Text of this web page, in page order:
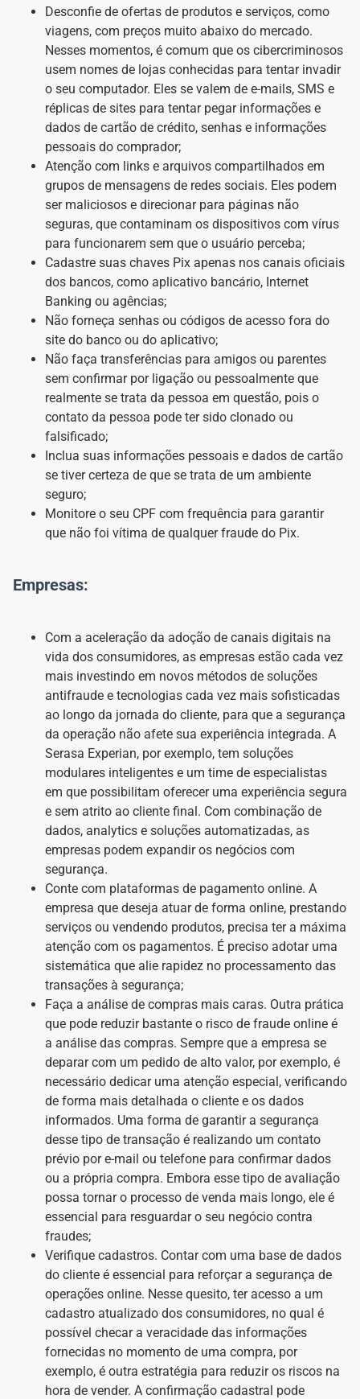
Desconfie de ofertas de produtos e serviços, como
viagens, com preços muito abaixo do mercado.
Nesses momentos, é comum que os cibercriminosos
usem nomes de lojas conhecidas para tentar invadir
o seu computador. Eles se valem de e-mails, SMS e
réplicas de sites para tentar pegar informações e
dados de cartão de crédito, senhas e informações
pessoais do comprador;
Atenção com links e arquivos compartilhados em
grupos de mensagens de redes sociais. Eles podem
ser maliciosos e direcionar para páginas não
seguras, que contaminam os dispositivos com vírus
para funcionarem sem que o usuário perceba;
Cadastre suas chaves Pix apenas nos canais oficiais
dos bancos, como aplicativo bancário, Internet
Banking ou agências;
Não forneça senhas ou códigos de acesso fora do
site do banco ou do aplicativo;
Não faça transferências para amigos ou parentes
sem confirmar por ligação ou pessoalmente que
realmente se trata da pessoa em questão, pois o
contato da pessoa pode ter sido clonado ou
falsificado;
Inclua suas informações pessoais e dados de cartão
se tiver certeza de que se trata de um ambiente
seguro;
Monitore o seu CPF com frequência para garantir
que não foi vítima de qualquer fraude do Pix.
Empresas:
Com a aceleração da adoção de canais digitais na
vida dos consumidores, as empresas estão cada vez
mais investindo em novos métodos de soluções
antifraude e tecnologias cada vez mais sofisticadas
ao longo da jornada do cliente, para que a segurança
da operação não afete sua experiência integrada. A
Serasa Experian, por exemplo, tem soluções
modulares inteligentes e um time de especialistas
em que possibilitam oferecer uma experiência segura
e sem atrito ao cliente final. Com combinação de
dados, analytics e soluções automatizadas, as
empresas podem expandir os negócios com
segurança.
Conte com plataformas de pagamento online. A
empresa que deseja atuar de forma online, prestando
serviços ou vendendo produtos, precisa ter a máxima
atenção com os pagamentos. É preciso adotar uma
sistemática que alie rapidez no processamento das
transações à segurança;
Faça a análise de compras mais caras. Outra prática
que pode reduzir bastante o risco de fraude online é
a análise das compras. Sempre que a empresa se
deparar com um pedido de alto valor, por exemplo, é
necessário dedicar uma atenção especial, verificando
de forma mais detalhada o cliente e os dados
informados. Uma forma de garantir a segurança
desse tipo de transação é realizando um contato
prévio por e-mail ou telefone para confirmar dados
ou a própria compra. Embora esse tipo de avaliação
possa tornar o processo de venda mais longo, ele é
essencial para resguardar o seu negócio contra
fraudes;
Verifique cadastros. Contar com uma base de dados
do cliente é essencial para reforçar a segurança de
operações online. Nesse quesito, ter acesso a um
cadastro atualizado dos consumidores, no qual é
possível checar a veracidade das informações
fornecidas no momento de uma compra, por
exemplo, é outra estratégia para reduzir os riscos na
hora de vender. A confirmação cadastral pode